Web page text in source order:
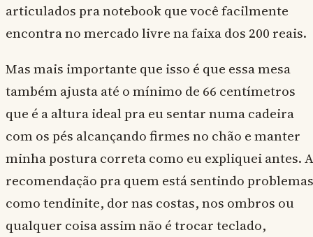
articulados pra notebook que você facilmente
encontra no mercado livre na faixa dos 200 reais.
Mas mais importante que isso é que essa mesa
também ajusta até o mínimo de 66 centímetros
que é a altura ideal pra eu sentar numa cadeira
com os pés alcançando firmes no chão e manter
minha postura correta como eu expliquei antes. A
recomendação pra quem está sentindo problemas
como tendinite, dor nas costas, nos ombros ou
qualquer coisa assim não é trocar teclado,